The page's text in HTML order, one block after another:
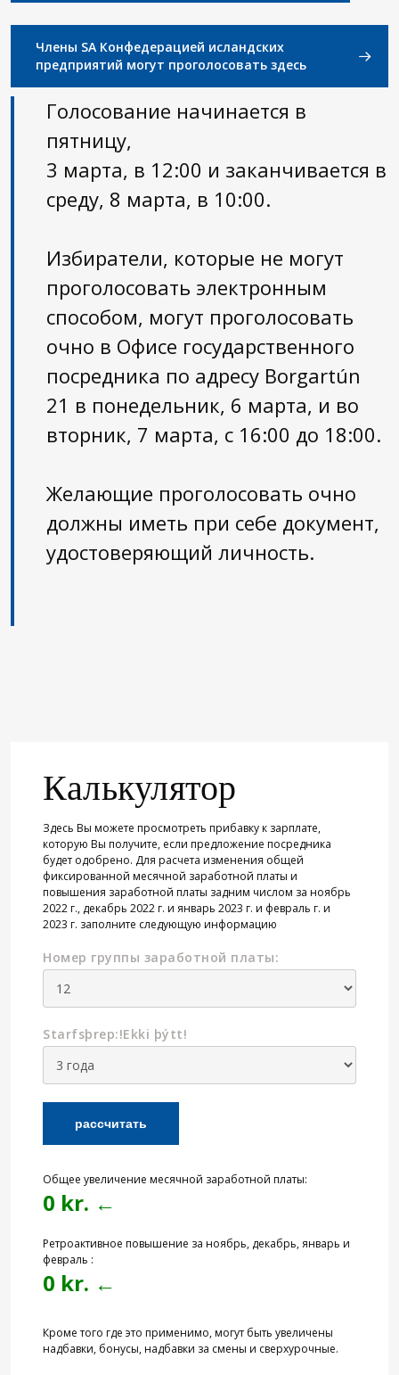
Члены SA Конфедерацией исландских
предприятий могут проголосовать здесь
Голосование начинается в
пятницу,
3 марта, в 12:00 и заканчивается в
среду, 8 марта, в 10:00.
Избиратели, которые не могут
проголосовать электронным
способом, могут проголосовать
очно в Офисе государственного
посредника по адресу Borgartún
21 в понедельник, 6 марта, и во
вторник, 7 марта, с 16:00 до 18:00.
Желающие проголосовать очно
должны иметь при себе документ,
удостоверяющий личность.
Калькулятор
Здесь Вы можете просмотреть прибавку к зарплате,
которую Вы получите, если предложение посредника
будет одобрено. Для расчета изменения общей
фиксированной месячной заработной платы и
повышения заработной платы задним числом за ноябрь
2022 г., декабрь 2022 г. и январь 2023 г. и февраль г. и
2023 г. заполните следующую информацию
Номер группы заработной платы:
Starfsþrep:!Ekki þýtt!
Общее увеличение месячной заработной платы:
0 kr. ←
Ретроактивное повышение за ноябрь, декабрь, январь и
февраль :
0 kr. ←
Кроме того где это применимо, могут быть увеличены
надбавки, бонусы, надбавки за смены и сверхурочныe.